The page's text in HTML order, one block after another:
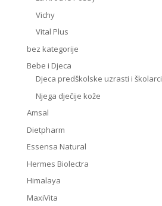
Vichy
Vital Plus
bez kategorije
Bebe i Djeca
Djeca predškolske uzrasti i školarci
Njega dječije kože
Amsal
Dietpharm
Essensa Natural
Hermes Biolectra
Himalaya
MaxiVita